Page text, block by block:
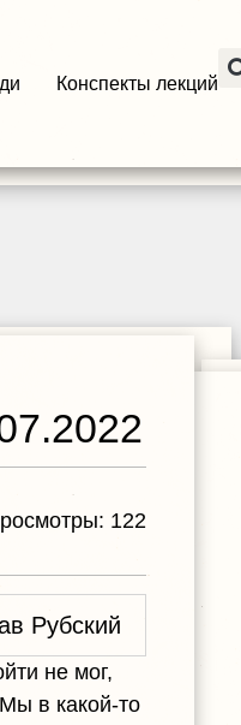
Конспекты лекций
122
Рубский
не мог,
в какой-то